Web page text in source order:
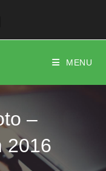
MENU
–
2016